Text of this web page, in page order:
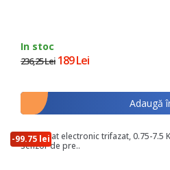
In stoc
236,25 Lei 189 Lei
Adaugă
-99.75 lei
Presostat electronic trifazat, 0.75-7.5
senzor de pre..